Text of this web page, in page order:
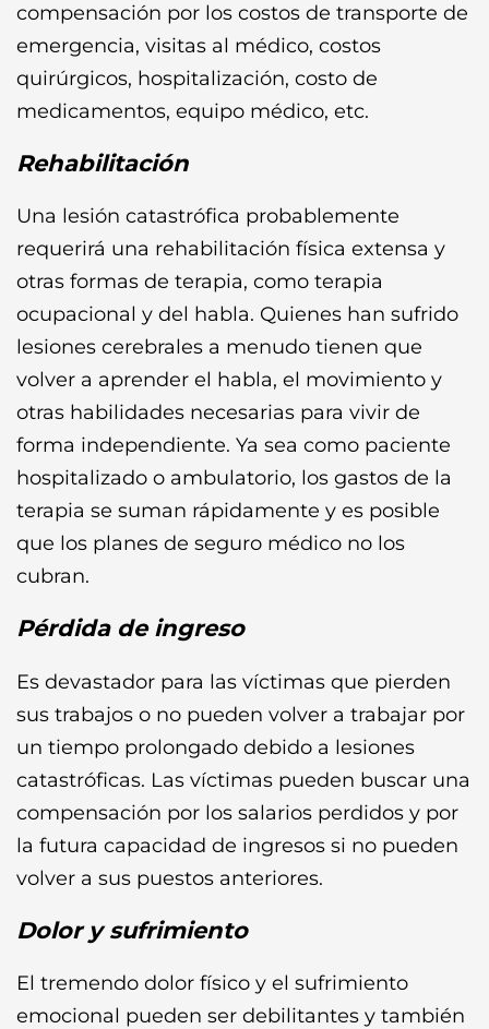
compensación por los costos de transporte de
emergencia, visitas al médico, costos
quirúrgicos, hospitalización, costo de
medicamentos, equipo médico, etc.
Rehabilitación
Una lesión catastrófica probablemente
requerirá una rehabilitación física extensa y
otras formas de terapia, como terapia
ocupacional y del habla. Quienes han sufrido
lesiones cerebrales a menudo tienen que
volver a aprender el habla, el movimiento y
otras habilidades necesarias para vivir de
forma independiente. Ya sea como paciente
hospitalizado o ambulatorio, los gastos de la
terapia se suman rápidamente y es posible
que los planes de seguro médico no los
cubran.
Pérdida de ingreso
Es devastador para las víctimas que pierden
sus trabajos o no pueden volver a trabajar por
un tiempo prolongado debido a lesiones
catastróficas. Las víctimas pueden buscar una
compensación por los salarios perdidos y por
la futura capacidad de ingresos si no pueden
volver a sus puestos anteriores.
Dolor y sufrimiento
El tremendo dolor físico y el sufrimiento
emocional pueden ser debilitantes y también